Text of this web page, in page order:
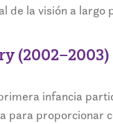
de la visión a largo
(2002–2003)
infancia
para proporcionar